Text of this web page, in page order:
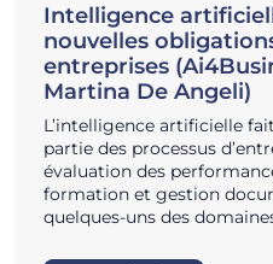
Intelligence
nouvelles
entreprises
Martina De Angeli)
L’intelligence artificielle
partie des processus
évaluation des
formation et gestion
quelques-uns des